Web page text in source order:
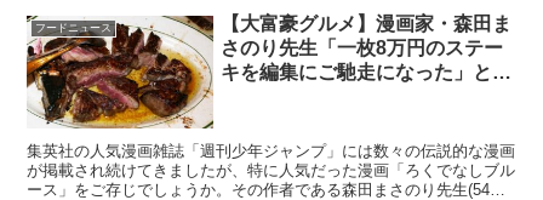
フードニュース
【大富豪グルメ】漫画家・森田ま
さのり先生「一枚8万円のステー
キを編集にご馳走になった」と激
集英社の人気漫画雑誌「週刊少年ジャンプ」には数々の伝説的な漫画
が掲載され続けてきましたが、特に人気だった漫画「ろくでなしブル
ース」をご存じでしょうか。その作者である森田まさのり先生(54歳)